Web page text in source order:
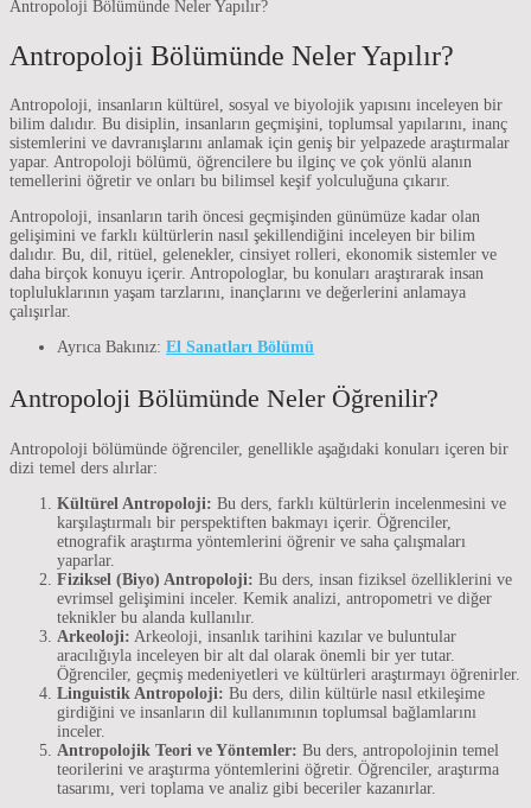
Antropoloji Bölümünde Neler Yapılır?
Antropoloji Bölümünde Neler Yapılır?
Antropoloji, insanların kültürel, sosyal ve biyolojik yapısını inceleyen bir
bilim dalıdır. Bu disiplin, insanların geçmişini, toplumsal yapılarını, inanç
sistemlerini ve davranışlarını anlamak için geniş bir yelpazede araştırmalar
yapar. Antropoloji bölümü, öğrencilere bu ilginç ve çok yönlü alanın
temellerini öğretir ve onları bu bilimsel keşif yolculuğuna çıkarır.
Antropoloji, insanların tarih öncesi geçmişinden günümüze kadar olan
gelişimini ve farklı kültürlerin nasıl şekillendiğini inceleyen bir bilim
dalıdır. Bu, dil, ritüel, gelenekler, cinsiyet rolleri, ekonomik sistemler ve
daha birçok konuyu içerir. Antropologlar, bu konuları araştırarak insan
topluluklarının yaşam tarzlarını, inançlarını ve değerlerini anlamaya
çalışırlar.
Ayrıca Bakınız: El Sanatları Bölümü
Antropoloji Bölümünde Neler Öğrenilir?
Antropoloji bölümünde öğrenciler, genellikle aşağıdaki konuları içeren bir
dizi temel ders alırlar:
Kültürel Antropoloji: Bu ders, farklı kültürlerin incelenmesini ve
karşılaştırmalı bir perspektiften bakmayı içerir. Öğrenciler,
etnografik araştırma yöntemlerini öğrenir ve saha çalışmaları
yaparlar.
Fiziksel (Biyo) Antropoloji: Bu ders, insan fiziksel özelliklerini ve
evrimsel gelişimini inceler. Kemik analizi, antropometri ve diğer
teknikler bu alanda kullanılır.
Arkeoloji: Arkeoloji, insanlık tarihini kazılar ve buluntular
aracılığıyla inceleyen bir alt dal olarak önemli bir yer tutar.
Öğrenciler, geçmiş medeniyetleri ve kültürleri araştırmayı öğrenirler.
Linguistik Antropoloji: Bu ders, dilin kültürle nasıl etkileşime
girdiğini ve insanların dil kullanımının toplumsal bağlamlarını
inceler.
Antropolojik Teori ve Yöntemler: Bu ders, antropolojinin temel
teorilerini ve araştırma yöntemlerini öğretir. Öğrenciler, araştırma
tasarımı, veri toplama ve analiz gibi beceriler kazanırlar.